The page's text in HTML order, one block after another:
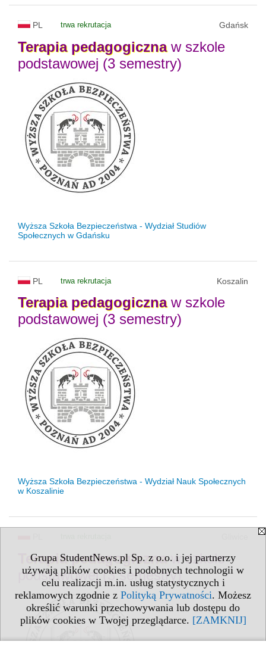
Grupa StudentNews.pl Sp. z o.o. i jej partnerzy
używają plików cookies i podobnych technologii w
celu realizacji m.in. usług statystycznych i
reklamowych zgodnie z Polityką Prywatności. Możesz
określić warunki przechowywania lub dostępu do
plików cookies w Twojej przeglądarce. [ZAMKNIJ]
PL trwa rekrutacja Gdańsk
Terapia pedagogicznaw szkole
podstawowej (3 semestry)
Wyższa Szkoła Bezpieczeństwa - Wydział Studiów
Społecznych w Gdańsku
PL trwa rekrutacja Koszalin
Terapia pedagogicznaw szkole
podstawowej (3 semestry)
Wyższa Szkoła Bezpieczeństwa - Wydział Nauk Społecznych
w Koszalinie
Terapia pedagogicznaw szkole
podstawowej (3 semestry)